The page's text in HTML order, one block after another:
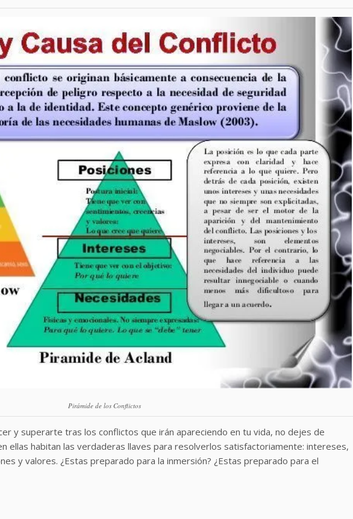
Pirámide de los Conflictos
y superarte tras los conflictos que irán apareciendo en tu vida, no dejes de
ellas habitan las verdaderas llaves para resolverlos satisfactoriamente: intereses,
y valores. ¿Estas preparado para la inmersión? ¿Estas preparado para el